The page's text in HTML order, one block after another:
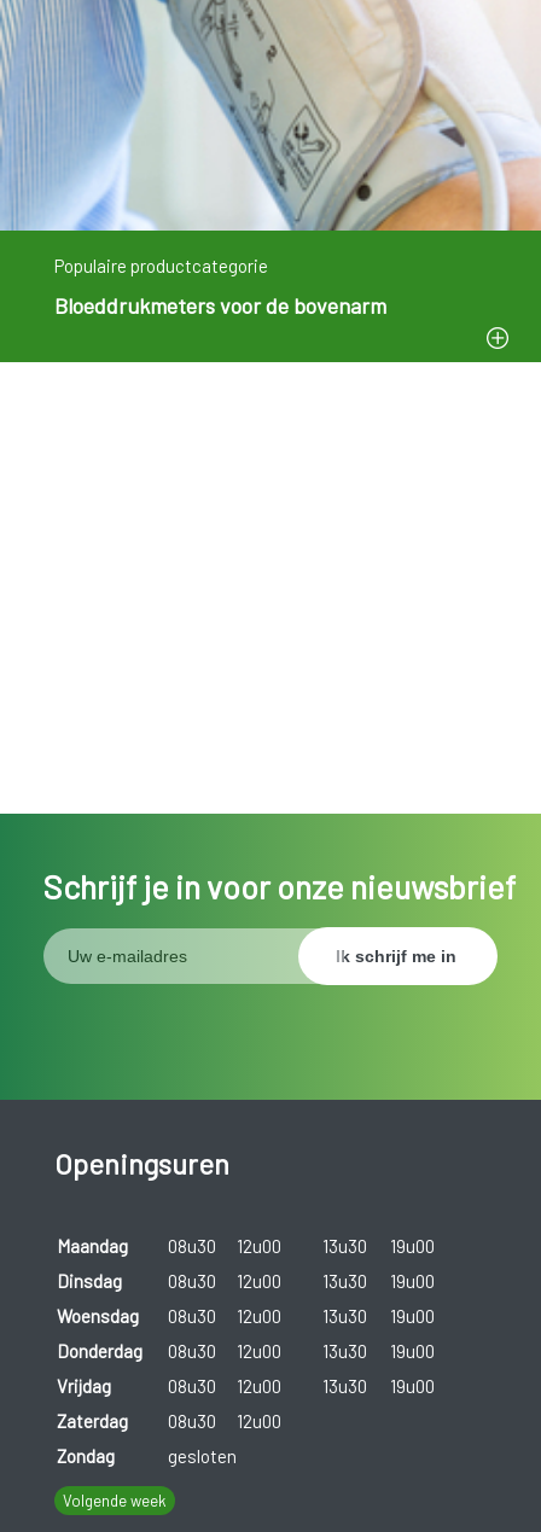
Populaire productcategorie
Bloeddrukmeters voor de bovenarm
Schrijf je in voor onze nieuwsbrief
Openingsuren
Maandag 08u30 12u00 13u30
19u00
Dinsdag
08u30 12u00 13u30
19u00
Woensdag
08u30 12u00 13u30
19u00
Donderdag
08u30 12u00 13u30
19u00
Vrijdag
08u30 12u00 13u30
19u00
Zaterdag
08u30
12u00
Zondag
gesloten
Volgende week